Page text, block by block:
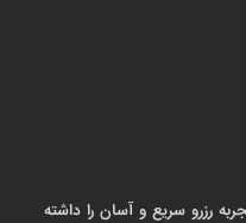
رزرو سریع و آسان را داشته